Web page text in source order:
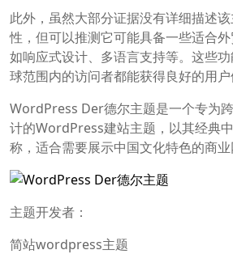
此外，虽然大部分证据没有详细描述
性，但可以推测它可能具备一些适合外
如响应式设计、多语言支持等。这些
球范围内的访问者都能获得良好的用户
WordPress Der德尔主题是一个专为
计的WordPress建站主题，以其经典
称，适合需要展示中国文化特色的商业
主题开发者：
简站wordpress主题